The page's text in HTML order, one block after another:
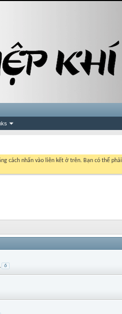
cách nhấn vào liên kết ở trên. Bạn có thể phải
6